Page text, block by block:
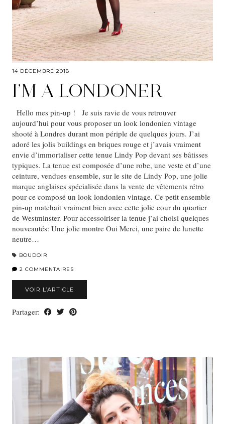
14 DÉCEMBRE 2018
I’M A LONDONER
Hello mes pin-up ! Je suis ravie de vous retrouver
aujourd’hui pour vous proposer un look londonien vintage
shooté à Londres durant mon périple de quelques jours. J’ai
adoré les jolis buildings en briques rouge et j’avais vraiment
envie d’immortaliser cette tenue Lindy Pop devant ses bâtisses
typiques. La tenue est composée d’une robe, une veste et d’une
ceinture, vendues ensemble, sur le site de Lindy Pop, une jolie
marque anglaises spécialisée dans la vente de vêtements rétro
pour ce composé un look londonien vintage. Ce petit ensemble
pin-up matchait vraiment bien avec cette jolie cour du quartier
de Westminster. Pour accessoiriser la tenue j’ai choisi quelques
nouveautés: Une jolie montre Oui Merci, une paire de lunette
neutre…
BOUDOIR
2 COMMENTAIRES
VOIR L’ARTICLE
Partager: